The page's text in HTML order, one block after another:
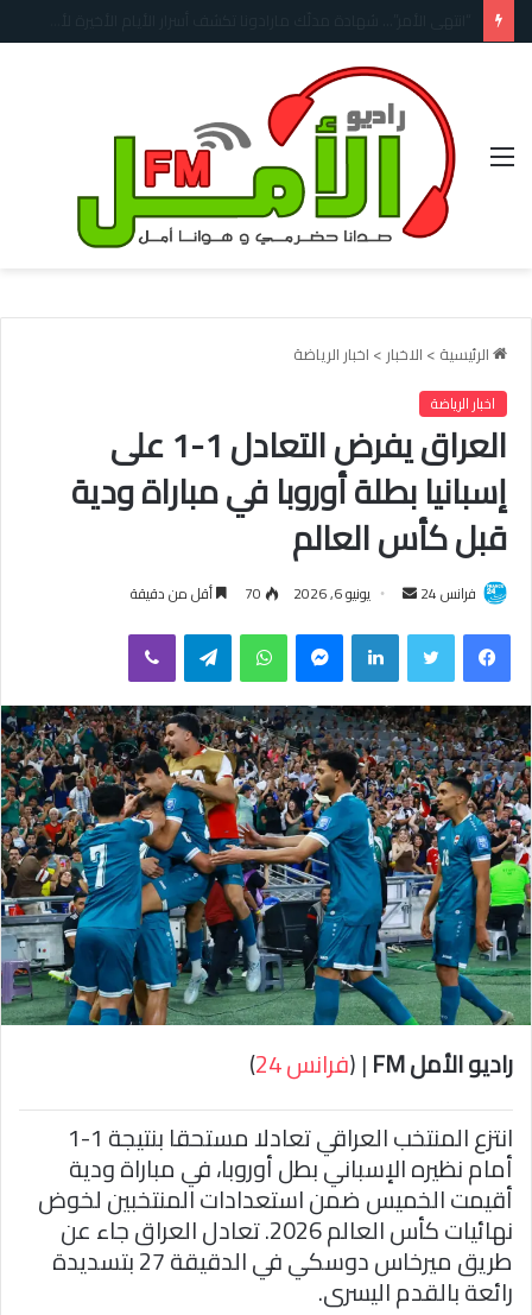
القائمة
الرئيسية > الاخبار > اخبار الرياضة
اخبار الرياضة
العراق يفرض التعادل 1-1 على
إسبانيا بطلة أوروبا في مباراة ودية
قبل كأس العالم
فرانس 24
ل
ب
ر
ي
د
ا
إ
ل
ك
ت
ر
و
ن
ي
ا
يونيو 6, 2026 70 أقل من دقيقة
فيسبوك لينكدإن واتساب تيلقرام
راديو الأمل FM | (فرانس 24
)
انتزع المنتخب العراقي تعادلا مستحقا بنتيجة 1-1
أمام نظيره الإسباني بطل أوروبا، في مباراة ودية
أقيمت الخميس ضمن استعدادات المنتخبين لخوض
نهائيات كأس العالم 2026. تعادل العراق جاء عن
طريق ميرخاس دوسكي في الدقيقة 27 بتسديدة
رائعة بالقدم اليسرى.